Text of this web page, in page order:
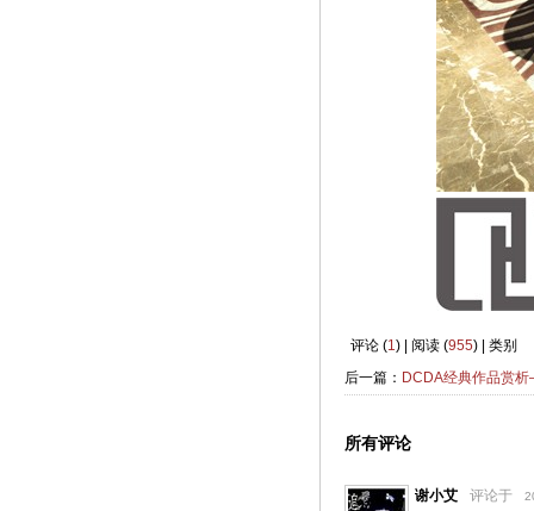
评论 (1) | 阅读 (955) | 类别
后一篇： DCDA经典作品赏
所有评论
谢小艾 评论于